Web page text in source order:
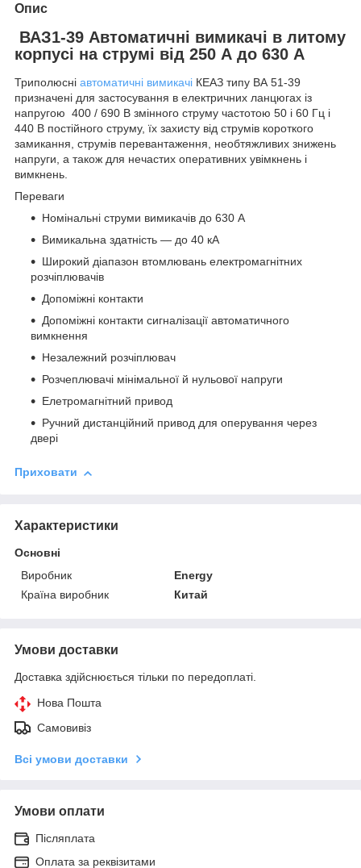
Опис
ВАЗ1-39 Автоматичні вимикачі в литому
корпусі на струмі від 250 А до 630 А
Триполюсні автоматичні вимикачі КЕАЗ типу ВА 51-39
призначені для застосування в електричних ланцюгах із
напругою 400 / 690 В змінного струму частотою 50 і 60 Гц і
440 В постійного струму, їх захисту від струмів короткого
замикання, струмів перевантаження, необтяжливих знижень
напруги, а також для нечастих оперативних увімкнень і
вимкнень.
Переваги
Номінальні струми вимикачів до 630 А
Вимикальна здатність — до 40 кА
Широкий діапазон втомлювань електромагнітних
розчіплювачів
Допоміжні контакти
Допоміжні контакти сигналізації автоматичного
вимкнення
Незалежний розчіплювач
Розчеплювачі мінімальної й нульової напруги
Елетромагнітний привод
Ручний дистанційний привод для оперування через
двері
Приховати
Характеристики
Основні
Виробник
Energy
Країна виробник
Китай
Умови доставки
Доставка здійснюється тільки по передоплаті.
Нова Пошта
Самовивіз
Всі умови доставки
Умови оплати
Післяплата
Оплата за реквізитами